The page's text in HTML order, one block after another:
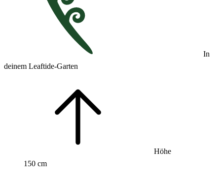
In
deinem Leaftide-Garten
Höhe
150 cm